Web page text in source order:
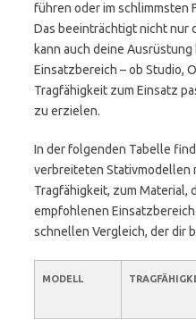
führen oder im schlimmsten
Das beeinträchtigt nicht nur
kann auch deine
Einsatzbereich – ob Studio,
Tragfähigkeit zum Einsatz
zu erzielen.
In der folgenden Tabelle
verbreiteten Stativmodellen
Tragfähigkeit, zum Material,
empfohlenen
schnellen Vergleich, der dir
MODELL